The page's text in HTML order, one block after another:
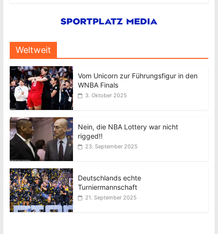
Weltweit
Vom Unicorn zur Führungsfigur in den
WNBA Finals
3. Oktober 2025
Nein, die NBA Lottery war nicht
rigged!!
23. September 2025
Deutschlands echte
Turniermannschaft
21. September 2025